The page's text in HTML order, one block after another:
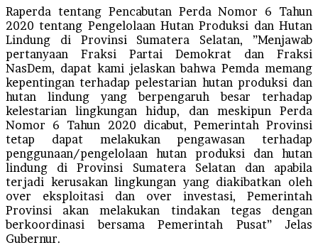
Raperda tentang Pencabutan Perda Nomor 6 Tahun
2020 tentang Pengelolaan Hutan Produksi dan Hutan
Lindung di Provinsi Sumatera Selatan, ”Menjawab
pertanyaan Fraksi Partai Demokrat dan Fraksi
NasDem, dapat kami jelaskan bahwa Pemda memang
kepentingan terhadap pelestarian hutan produksi dan
hutan lindung yang berpengaruh besar terhadap
kelestarian lingkungan hidup, dan meskipun Perda
Nomor 6 Tahun 2020 dicabut, Pemerintah Provinsi
tetap dapat melakukan pengawasan terhadap
penggunaan/pengelolaan hutan produksi dan hutan
lindung di Provinsi Sumatera Selatan dan apabila
terjadi kerusakan lingkungan yang diakibatkan oleh
over eksploitasi dan over investasi, Pemerintah
Provinsi akan melakukan tindakan tegas dengan
berkoordinasi bersama Pemerintah Pusat” Jelas
Gubernur.